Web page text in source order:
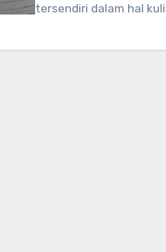
tersendiri dalam hal